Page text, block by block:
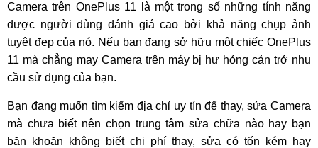
Camera trên OnePlus 11 là một trong số những tính năng
được người dùng đánh giá cao bởi khả năng chụp ảnh
tuyệt đẹp của nó. Nếu bạn đang sở hữu một chiếc OnePlus
11 mà chẳng may Camera trên máy bị hư hỏng cản trở nhu
cầu sử dụng của bạn.
Bạn đang muốn tìm kiếm địa chỉ uy tín để thay, sửa Camera
mà chưa biết nên chọn trung tâm sửa chữa nào hay bạn
băn khoăn không biết chi phí thay, sửa có tốn kém hay